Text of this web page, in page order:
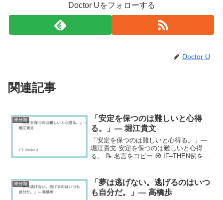
Doctor Uをフォローする
Doctor U
関連記事
未分類
「安定を保つのは難しいと心得
る。」— 堀江貴文
「安定を保つのは難しいと心得る。」—
堀江貴文 安定を保つのは難しいと心得
る。 📝 名言をコピー 🧭 IF–THEN例をコ
効能（効くポイント） ...
未分類
「夢は逃げない。逃げるのはいつ
も自分だ。」— 高橋歩